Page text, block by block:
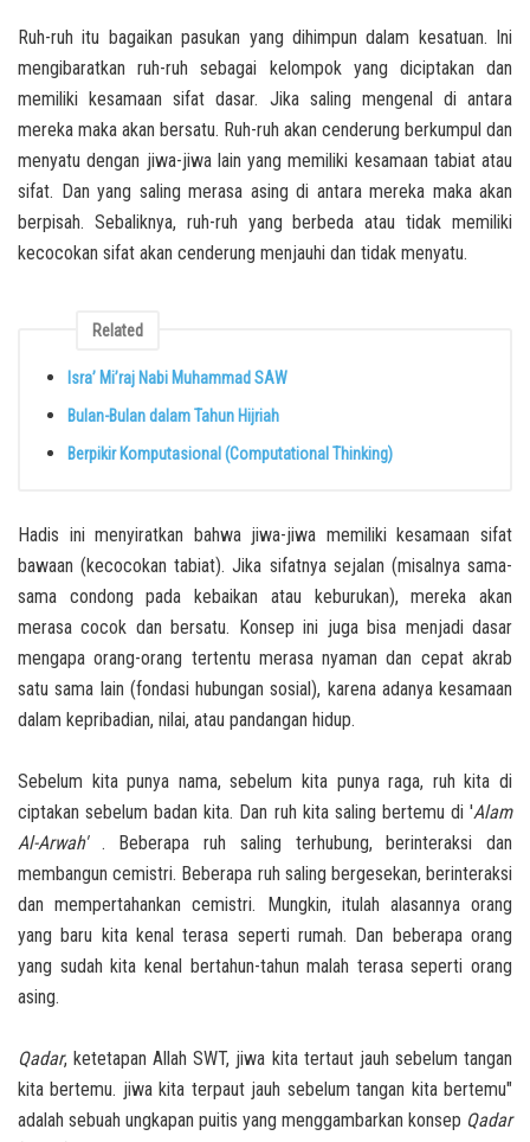
Ruh-ruh itu bagaikan pasukan yang dihimpun dalam kesatuan. Ini
mengibaratkan ruh-ruh sebagai kelompok yang diciptakan dan
memiliki kesamaan sifat dasar. Jika saling mengenal di antara
mereka maka akan bersatu. Ruh-ruh akan cenderung berkumpul dan
menyatu dengan jiwa-jiwa lain yang memiliki kesamaan tabiat atau
sifat. Dan yang saling merasa asing di antara mereka maka akan
berpisah. Sebaliknya, ruh-ruh yang berbeda atau tidak memiliki
kecocokan sifat akan cenderung menjauhi dan tidak menyatu.
Related
Isra’ Mi’raj Nabi Muhammad SAW
Bulan-Bulan dalam Tahun Hijriah
Berpikir Komputasional (Computational Thinking)
Hadis ini menyiratkan bahwa jiwa-jiwa memiliki kesamaan sifat
bawaan (kecocokan tabiat). Jika sifatnya sejalan (misalnya sama-
sama condong pada kebaikan atau keburukan), mereka akan
merasa cocok dan bersatu. Konsep ini juga bisa menjadi dasar
mengapa orang-orang tertentu merasa nyaman dan cepat akrab
satu sama lain (fondasi hubungan sosial), karena adanya kesamaan
dalam kepribadian, nilai, atau pandangan hidup.
Sebelum kita punya nama, sebelum kita punya raga, ruh kita di
ciptakan sebelum badan kita. Dan ruh kita saling bertemu di 'Alam
Al-Arwah'. Beberapa ruh saling terhubung, berinteraksi dan
membangun cemistri. Beberapa ruh saling bergesekan, berinteraksi
dan mempertahankan cemistri. Mungkin, itulah alasannya orang
yang baru kita kenal terasa seperti rumah. Dan beberapa orang
yang sudah kita kenal bertahun-tahun malah terasa seperti orang
asing.
Qadar, ketetapan Allah SWT, jiwa kita tertaut jauh sebelum tangan
kita bertemu. jiwa kita terpaut jauh sebelum tangan kita bertemu"
adalah sebuah ungkapan puitis yang menggambarkan konsep Qadar